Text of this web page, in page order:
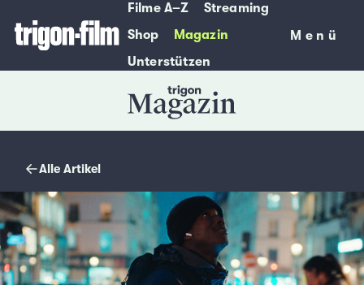
Filme A–Z
Streaming
Shop
Magazin
Unterstützen
Menü
Menü
Magazin
Alle Artikel